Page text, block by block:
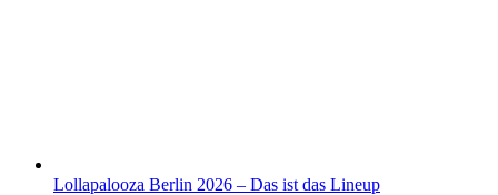
Lollapalooza Berlin 2026 – Das ist das Lineup